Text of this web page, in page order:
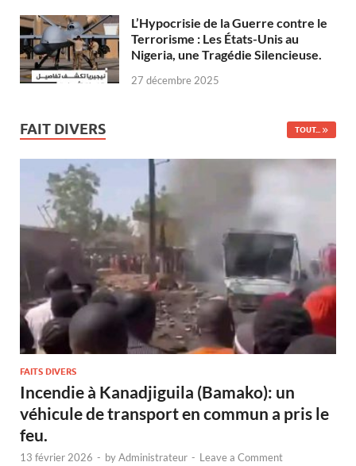
L’Hypocrisie de la Guerre contre le
Terrorisme : Les États-Unis au
Nigeria, une Tragédie Silencieuse.
27 décembre 2025
FAIT DIVERS TOUT...
FAITS DIVERS
Incendie à Kanadjiguila (Bamako): un
véhicule de transport en commun a pris le
feu.
13 février 2026 - byAdministrateur - Leave a Comment